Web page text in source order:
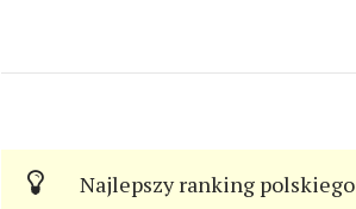
Najlepszy ranking